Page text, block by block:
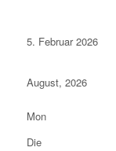
5. Februar 2026
August, 2026
Mon
Die